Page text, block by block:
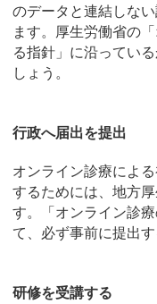
のデータと連結しな
ます。厚生労働省の
る指針」に沿ってい
しょう。
行政へ届出を提出
オンライン診療によ
するためには、地方
す。「オンライン診
て、必ず事前に提出
研修を受講する